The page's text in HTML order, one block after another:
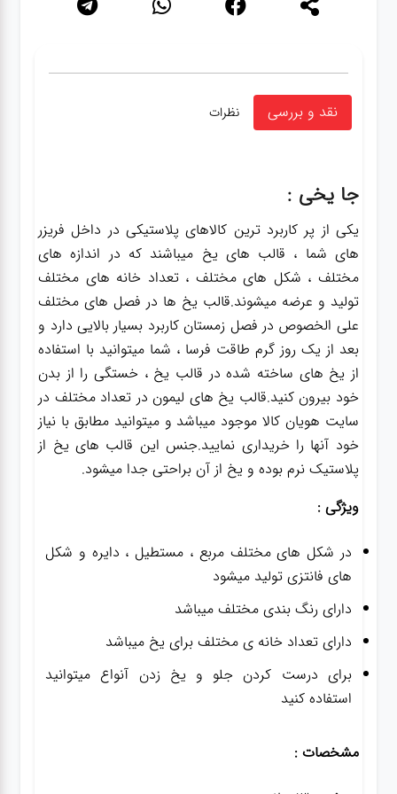
نقد و بررسی نظرات
جا یخی :
یکی از پر کاربرد ترین کالاهای پلاستیکی در داخل فریزر
های شما ، قالب های یخ میباشند که در اندازه های
مختلف ، شکل های مختلف ، تعداد خانه های مختلف
تولید و عرضه میشوند.قالب یخ ها در فصل های مختلف
علی الخصوص در فصل زمستان کاربرد بسیار بالایی دارد و
بعد از یک روز گرم طاقت فرسا ، شما میتوانید با استفاده
از یخ های ساخته شده در قالب یخ ، خستگی را از بدن
خود بیرون کنید.قالب یخ های لیمون در تعداد مختلف در
سایت هویان کالا موجود میباشد و میتوانید مطابق با نیاز
خود آنها را خریداری نمایید.جنس این قالب های یخ از
پلاستیک نرم بوده و یخ از آن براحتی جدا میشود.
ویژگی :
در شکل های مختلف مربع ، مستطیل ، دایره و شکل
های فانتزی تولید میشود
دارای رنگ بندی مختلف میباشد
دارای تعداد خانه ی مختلف برای یخ میباشد
برای درست کردن جلو و یخ زدن آنواع میتوانید
استفاده کنید
مشخصات :